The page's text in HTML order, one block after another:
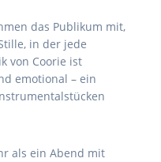
das Publikum mit,
in der jede
von Coorie ist
emotional – ein
als ein Abend mit